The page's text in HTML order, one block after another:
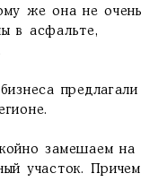
же она не очень
в асфальте,
предлагали
замешаем на
участок. Причем